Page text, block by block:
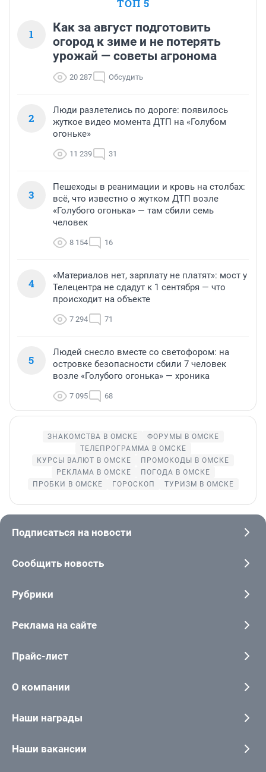
ТОП 5
1
Как за август подготовить
огород к зиме и не потерять
урожай — советы агронома
20 287 Обсудить
2
Люди разлетелись по дороге: появилось
жуткое видео момента ДТП на «Голубом
огоньке»
11 239 31
3
Пешеходы в реанимации и кровь на столбах:
всё, что известно о жутком ДТП возле
«Голубого огонька» — там сбили семь
человек
8 154 16
4
«Материалов нет, зарплату не платят»: мост у
Телецентра не сдадут к 1 сентября — что
происходит на объекте
7 294 71
5
Людей снесло вместе со светофором: на
островке безопасности сбили 7 человек
возле «Голубого огонька» — хроника
7 095 68
ЗНАКОМСТВА В ОМСКЕ
ФОРУМЫ В ОМСКЕ
ТЕЛЕПРОГРАММА В ОМСКЕ
КУРСЫ ВАЛЮТ В ОМСКЕ
ПРОМОКОДЫ В ОМСКЕ
РЕКЛАМА В ОМСКЕ
ПОГОДА В ОМСКЕ
ПРОБКИ В ОМСКЕ
ГОРОСКОП ТУРИЗМ В ОМСКЕ
Подписаться на новости
Сообщить новость
Рубрики
Реклама на сайте
Прайс-лист
О компании
Наши награды
Наши вакансии